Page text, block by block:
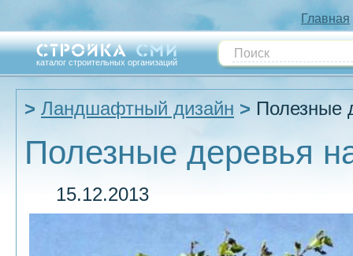
Главная
каталог строительных организаций
Ландшафтный дизайн Полезные
Полезные деревья
15.12.2013